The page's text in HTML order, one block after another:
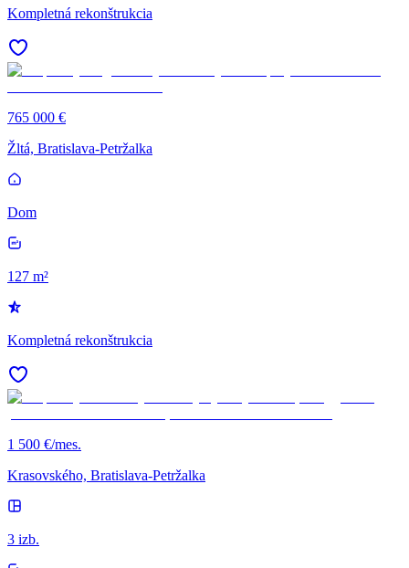
Kompletná rekonštrukcia
765 000 €
Žltá, Bratislava-Petržalka
Dom
127 m²
Kompletná rekonštrukcia
1 500 €/mes.
Krasovského, Bratislava-Petržalka
3 izb.